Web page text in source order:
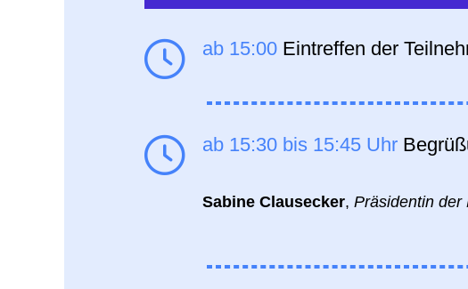
ab 15:00 Eintreffen der
ab 15:30 bis 15:45 Uhr
Sabine Clausecker, Präsidentin der